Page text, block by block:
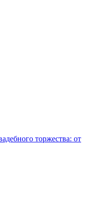
торжества: от